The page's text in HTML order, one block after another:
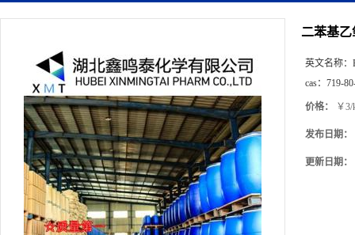
二苯基
英文名称：
cas： 719-
价格： ￥3/
发布日期：
更新日期：